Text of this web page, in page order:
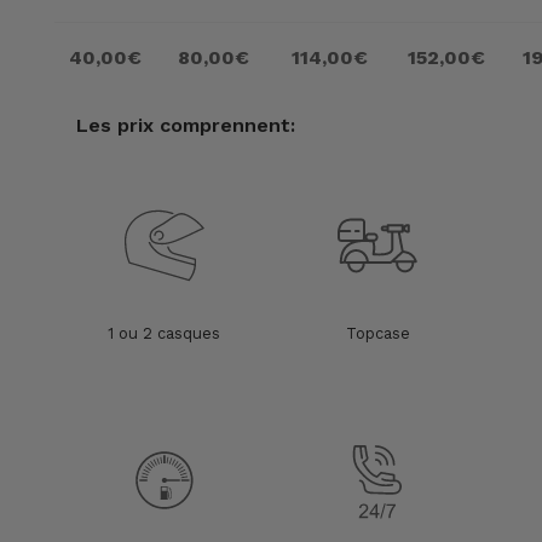
40,00€ 80,00€ 114,00€ 152,00€
Les prix comprennent:
1 ou 2 casques Topcase